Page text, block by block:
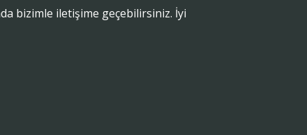
bizimle iletişime geçebilirsiniz. İyi